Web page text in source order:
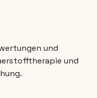
und
und